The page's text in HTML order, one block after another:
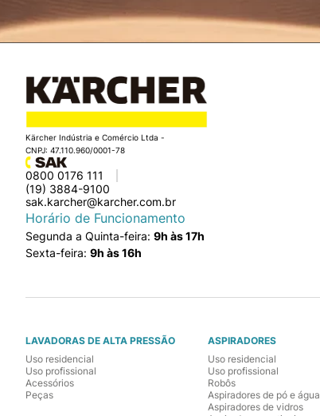
Kärcher Indústria e Comércio Ltda -
CNPJ: 47.110.960/0001-78
0800 0176 111
(19) 3884-9100
sak.karcher@karcher.com.br
Horário de Funcionamento
Segunda a Quinta-feira: 9h às 17h
Sexta-feira: 9h às 16h
LAVADORAS DE ALTA PRESSÃO
Uso residencial
Uso profissional
Acessórios
Peças
ASPIRADORES
Uso residencial
Uso profissional
Robôs
Aspiradores de pó e água
Aspiradores de vidros